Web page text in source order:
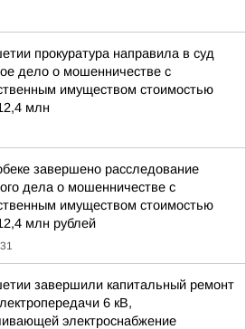
прокуратура направила в суд
дело о мошенничестве с
имуществом стоимостью
млн
завершено расследование
дела о мошенничестве с
имуществом стоимостью
млн рублей
завершили капитальный ремонт
6 кВ,
электроснабжение